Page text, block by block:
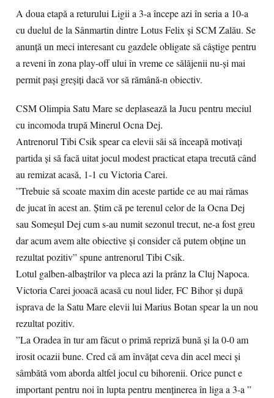
A doua etapă a returului Ligii a 3-a începe azi în seria a 10-a
cu duelul de la Sânmartin dintre Lotus Felix și SCM Zalău. Se
anunță un meci interesant cu gazdele obligate să câștige pentru
a reveni în zona play-off ului în vreme ce sălăjenii nu-și mai
permit pași greșiți dacă vor să rămână-n obiectiv.
CSM Olimpia Satu Mare se deplasează la Jucu pentru meciul
cu incomoda trupă Minerul Ocna Dej.
Antrenorul Tibi Csik spear ca elevii săi să înceapă motivați
partida și să facă uitat jocul modest practicat etapa trecută când
au remizat acasă, 1-1 cu Victoria Carei.
”Trebuie să scoate maxim din aceste partide ce au mai rămas
de jucat în acest an. Știm că pe terenul celor de la Ocna Dej
sau Someșul Dej cum s-au numit sezonul trecut, ne-a fost greu
dar acum avem alte obiective și consider că putem obține un
rezultat pozitiv” spune antrenorul Tibi Csik.
Lotul galben-albaștrilor va pleca azi la prânz la Cluj Napoca.
Victoria Carei jooacă acasă cu noul lider, FC Bihor și după
isprava de la Satu Mare elevii lui Marius Botan spear la un nou
rezultat pozitiv.
”La Oradea în tur am făcut o primă repriză bună și la 0-0 am
irosit ocazii bune. Cred că am învățat ceva din acel meci și
sâmbătă vom aborda altfel jocul cu bihorenii. Orice punct e
important pentru noi în lupta pentru menținerea în liga a 3-a ”